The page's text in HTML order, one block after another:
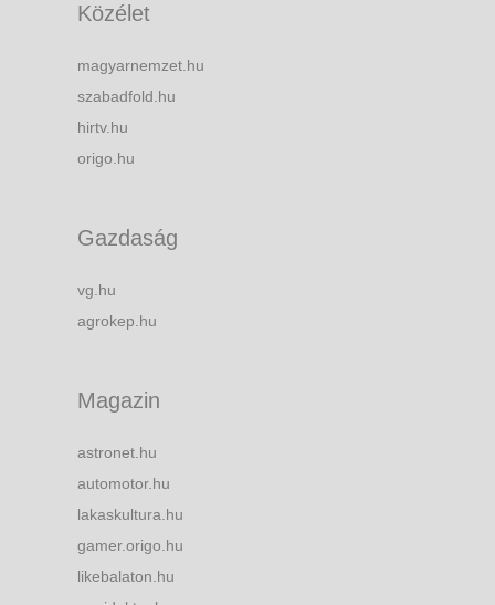
Közélet
magyarnemzet.hu
szabadfold.hu
hirtv.hu
origo.hu
Gazdaság
vg.hu
agrokep.hu
Magazin
astronet.hu
automotor.hu
lakaskultura.hu
gamer.origo.hu
likebalaton.hu